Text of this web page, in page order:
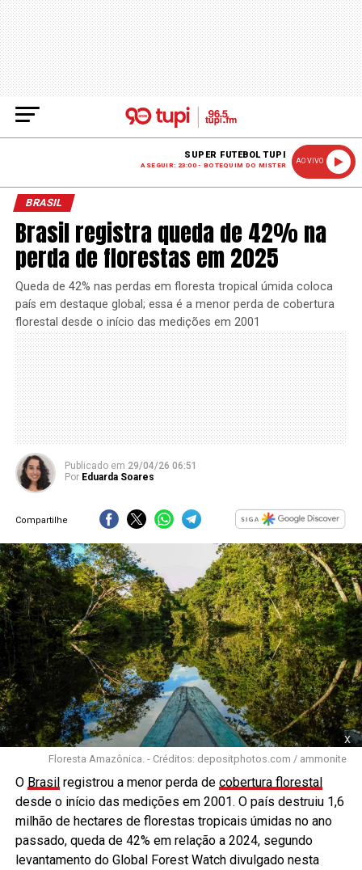
SUPER FUTEBOL TUPI
A SEGUIR: 23:00 - BOTEQUIM DO MISTER
AO VIVO
BRASIL
Brasil registra queda de 42% na
perda de florestas em 2025
Queda de 42% nas perdas em floresta tropical úmida coloca
país em destaque global; essa é a menor perda de cobertura
florestal desde o início das medições em 2001
Publicado em 29/04/26 06:51
Por Eduarda Soares
Compartilhe
x
Floresta Amazônica. - Créditos: depositphotos.com / ammonite
O Brasilregistrou a menor perda de cobertura florestal
desde o início das medições em 2001. O país destruiu 1,6
milhão de hectares de florestas tropicais úmidas no ano
passado, queda de 42% em relação a 2024, segundo
levantamento do Global Forest Watch divulgado nesta